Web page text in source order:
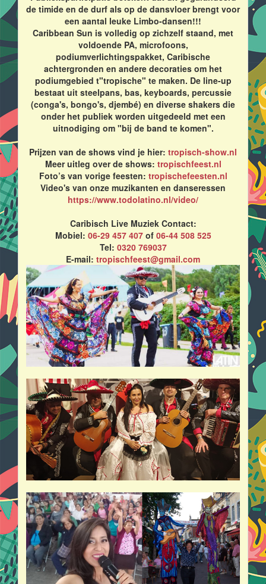
de timide en de durf als op de dansvloer brengt voor
een aantal leuke Limbo-dansen!!!
Caribbean Sun is volledig op zichzelf staand, met
voldoende PA, microfoons,
podiumverlichtingspakket, Caribische
achtergronden en andere decoraties om het
podiumgebied t"tropische" te maken. De line-up
bestaat uit steelpans, bas, keyboards, percussie
(conga's, bongo's, djembé) en diverse shakers die
onder het publiek worden uitgedeeld met een
uitnodiging om "bij de band te komen".
Prijzen van de shows vind je hier: tropisch-show.nl
Meer uitleg over de shows: tropischfeest.nl
Foto’s van vorige feesten: tropischefeesten.nl
Video's van onze muzikanten en danseressen
https://www.todolatino.nl/video/
Caribisch Live Muziek Contact:
Mobiel: 06-29 457 407of 06-44 508 525
Tel: 0320 769037
E-mail: tropischfeest@gmail.com